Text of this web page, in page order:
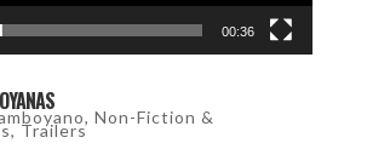
00:36
, Non-Fiction &
,Trailers